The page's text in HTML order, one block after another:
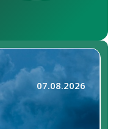
07.08.2026